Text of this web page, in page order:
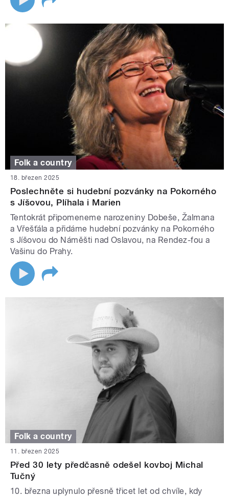
Folk a country
18. březen 2025
Poslechněte si hudební pozvánky na Pokorného
s Jíšovou, Plíhala i Marien
Tentokrát připomeneme narozeniny Dobeše, Žalmana
a Vřešťála a přidáme hudební pozvánky na Pokorného
s Jíšovou do Náměšti nad Oslavou, na Rendez-fou a
Vašinu do Prahy.
Folk a country
11. březen 2025
Před 30 lety předčasně odešel kovboj Michal
Tučný
10. března uplynulo přesně třicet let od chvíle, kdy